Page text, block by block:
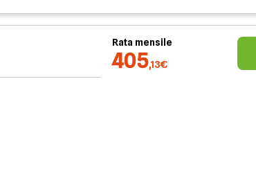
Rata mensile
405,13€